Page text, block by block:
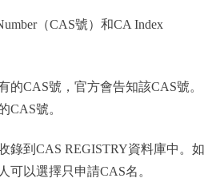
（CAS號）和CA Index
的CAS號，官方會告知該CAS號。
CAS號。
錄到CAS REGISTRY資料庫中。如
可以選擇只申請CAS名。